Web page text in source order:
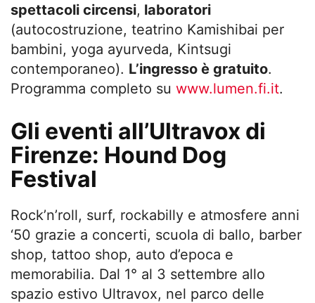
spettacoli circensi, laboratori
(autocostruzione, teatrino Kamishibai per
bambini, yoga ayurveda, Kintsugi
contemporaneo). L’ingresso è gratuito.
Programma completo su www.lumen.fi.it.
Gli eventi all’Ultravox di
Firenze: Hound Dog
Festival
Rock’n’roll, surf, rockabilly e atmosfere anni
‘50 grazie a concerti, scuola di ballo, barber
shop, tattoo shop, auto d’epoca e
memorabilia. Dal 1° al 3 settembre allo
spazio estivo Ultravox, nel parco delle